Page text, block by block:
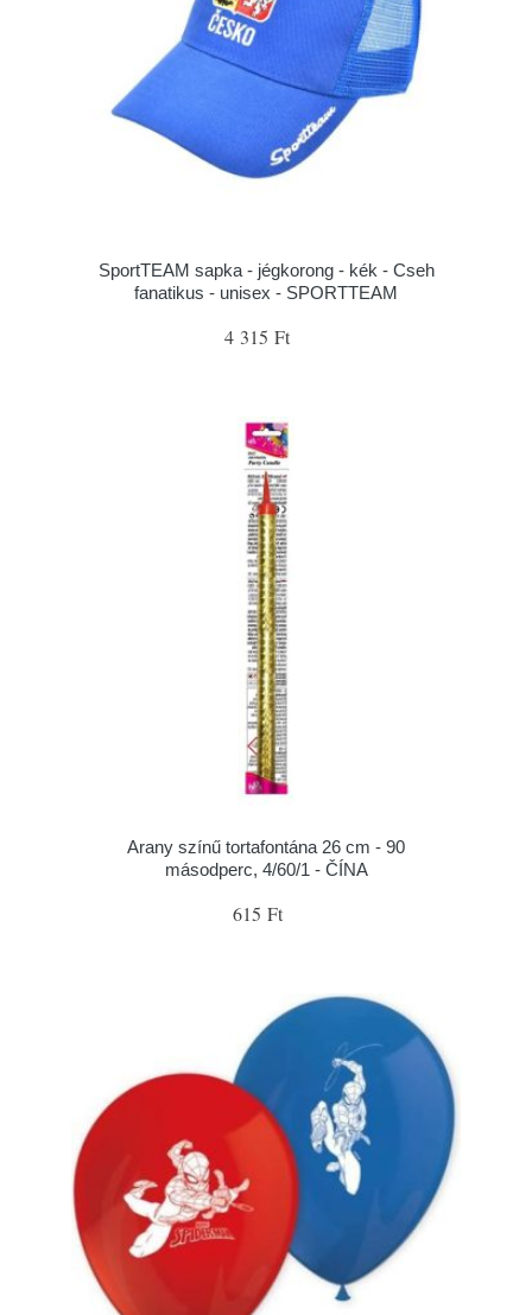
SportTEAM sapka - jégkorong - kék - Cseh
fanatikus - unisex - SPORTTEAM
4 315 Ft
Arany színű tortafontána 26 cm - 90
másodperc, 4/60/1 - ČÍNA
615 Ft